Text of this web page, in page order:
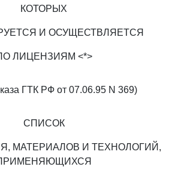
КОТОРЫХ
И ОСУЩЕСТВЛЯЕТСЯ
ЛИЦЕНЗИЯМ <*>
ГТК РФ от 07.06.95 N 369)
СПИСОК
МАТЕРИАЛОВ И ТЕХНОЛОГИЙ,